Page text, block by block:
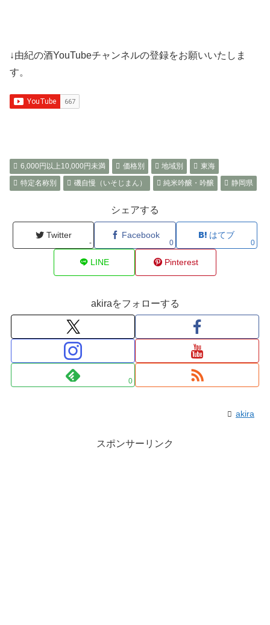
↓由紀の酒YouTubeチャンネルの登録をお願いいたしま
す。
6,000円以上10,000円未満 価格別 地域別
東海
特定名称別
磯自慢（いそじまん） 純米吟醸・吟醸 静岡県
シェアする
Twitter
-
Facebook
0
はてブ
0
LINE Pinterest
akiraをフォローする
0
akira
スポンサーリンク